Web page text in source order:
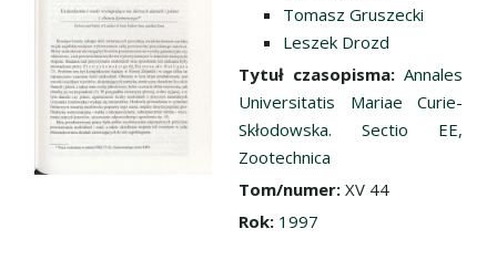
Tomasz Gruszecki
Leszek Drozd
Tytuł czasopisma: Annales
Universitatis Mariae Curie-
Skłodowska. Sectio EE,
Zootechnica
Tom/numer: XV 44
Rok: 1997